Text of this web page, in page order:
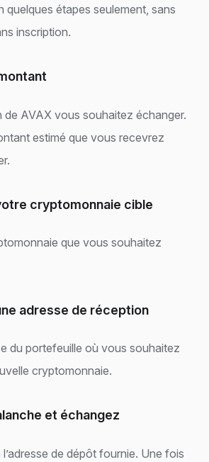
quelques étapes seulement, sans
inscription.
de AVAX vous souhaitez échanger.
estimé que vous recevrez
cryptomonnaie cible
que vous souhaitez
adresse de réception
du portefeuille où vous souhaitez
cryptomonnaie.
et échangez
de dépôt fournie. Une fois